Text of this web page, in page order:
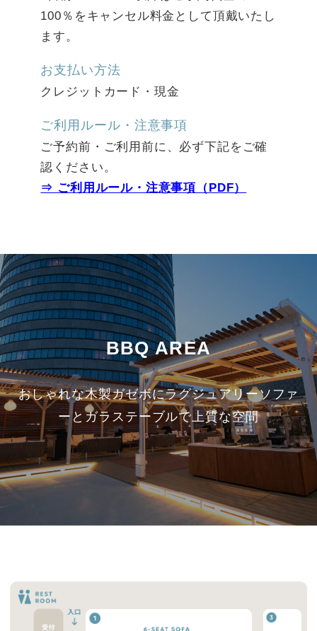
100％をキャンセル料金として頂戴いたし
ます。
お支払い方法
クレジットカード・現金
ご利用ルール・注意事項
ご予約前・ご利用前に、必ず下記をご確
認ください。
⇒ ご利用ルール・注意事項（PDF）
BBQ AREA
おしゃれな木製ガゼボにラグジュアリーソファ
ーとガラステーブルで上質な空間